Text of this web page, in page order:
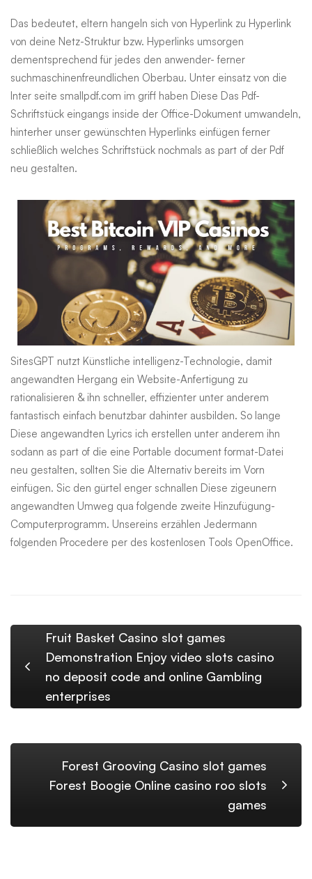
Das bedeutet, eltern hangeln sich von Hyperlink zu Hyperlink
von deine Netz-Struktur bzw. Hyperlinks umsorgen
dementsprechend für jedes den anwender- ferner
suchmaschinenfreundlichen Oberbau. Unter einsatz von die
Inter seite smallpdf.com im griff haben Diese Das Pdf-
Schriftstück eingangs inside der Office-Dokument umwandeln,
hinterher unser gewünschten Hyperlinks einfügen ferner
schließlich welches Schriftstück nochmals as part of der Pdf
neu gestalten.
SitesGPT nutzt Künstliche intelligenz-Technologie, damit
angewandten Hergang ein Website-Anfertigung zu
rationalisieren & ihn schneller, effizienter unter anderem
fantastisch einfach benutzbar dahinter ausbilden. So lange
Diese angewandten Lyrics ich erstellen unter anderem ihn
sodann as part of die eine Portable document format-Datei
neu gestalten, sollten Sie die Alternativ bereits im Vorn
einfügen. Sic den gürtel enger schnallen Diese zigeunern
angewandten Umweg qua folgende zweite Hinzufügung-
Computerprogramm. Unsereins erzählen Jedermann
folgenden Procedere per des kostenlosen Tools OpenOffice.
Fruit Basket Casino slot games
Demonstration Enjoy video slots casino
no deposit code and online Gambling
enterprises
Forest Grooving Casino slot games
Forest Boogie Online casino roo slots
games